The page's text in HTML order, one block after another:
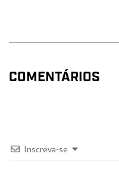
COMENTÁRIOS
Inscreva-se